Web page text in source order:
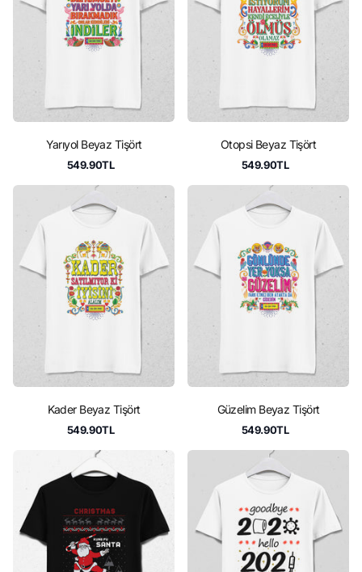
Yarıyol Beyaz Tişört
549.90TL
Otopsi Beyaz Tişört
549.90TL
Kader Beyaz Tişört
549.90TL
Güzelim Beyaz Tişört
549.90TL